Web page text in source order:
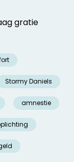
gratie
Stormy Daniels
amnestie